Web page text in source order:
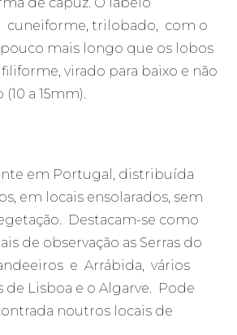
cuneiforme, trilobado, com o
mais longo que os lobos
filiforme, virado para baixo e não
a 15mm).
em Portugal, distribuída
em locais ensolarados, sem
Destacam-se como
de observação as Serras do
e Arrábida, vários
de Lisboa e o Algarve. Pode
noutros locais de